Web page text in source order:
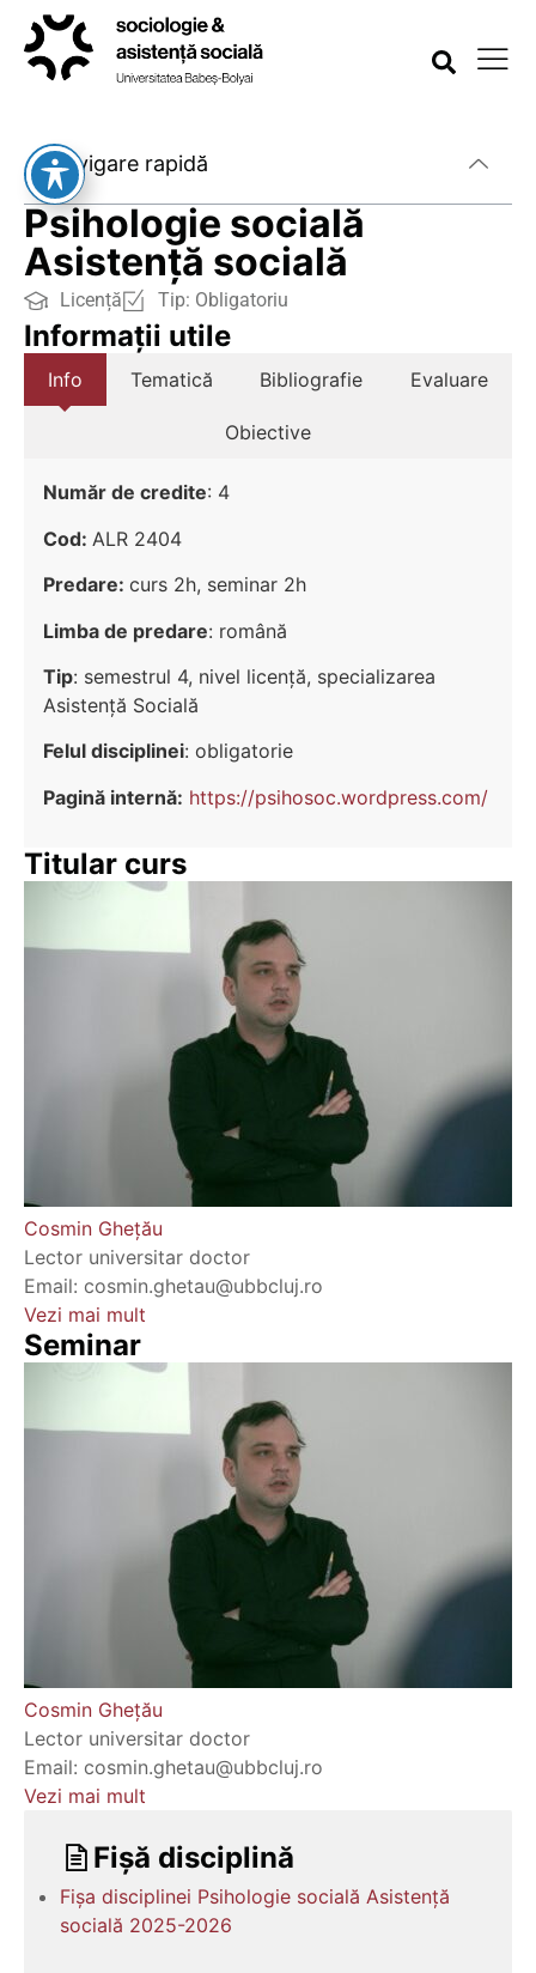
Psihologie socială
Asistență socială
Licență Tip: Obligatoriu
Informații utile
Info Tematică Bibliografie Evaluare
Obiective
Număr de credite: 4
Cod: ALR 2404
Predare: curs 2h, seminar 2h
Limba de predare: română
Tip: semestrul 4, nivel licenţă, specializarea
Asistenţă Socială
Felul disciplinei: obligatorie
Pagină internă: https://psihosoc.wordpress.com/
Titular curs
Cosmin Ghețău
Lector universitar doctor
Email: cosmin.ghetau@ubbcluj.ro
Vezi mai mult
Seminar
Cosmin Ghețău
Lector universitar doctor
Email: cosmin.ghetau@ubbcluj.ro
Vezi mai mult
Fișă disciplină
Fișa disciplinei Psihologie socială Asistență
socială 2025-2026
Navigare rapidă